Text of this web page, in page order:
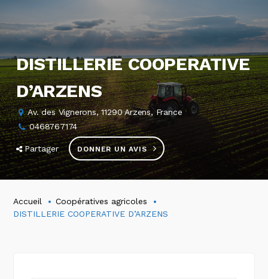
DISTILLERIE COOPERATIVE
D’ARZENS
Av. des Vignerons, 11290 Arzens, France
0468767174
Partager DONNER UN AVIS
Accueil
Coopératives agricoles
DISTILLERIE COOPERATIVE D’ARZENS